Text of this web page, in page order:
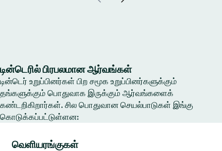
டின்டெரில் பிரபலமான ஆர்வங்கள்
டின்டெர் உறுப்பினர்கள் பிற சமூக உறுப்பினர்களுக்கும்
தங்களுக்கும் பொதுவாக இருக்கும் ஆர்வங்களைக்
கண்டறிகிறார்கள். சில பொதுவான செயல்பாடுகள் இங்கு
கொடுக்கப்பட்டுள்ளன:
வெளியரங்குகள்